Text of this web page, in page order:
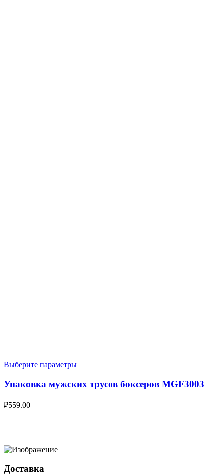
Выберите параметры
Упаковка мужских трусов боксеров MGF3003
₽559.00
Доставка